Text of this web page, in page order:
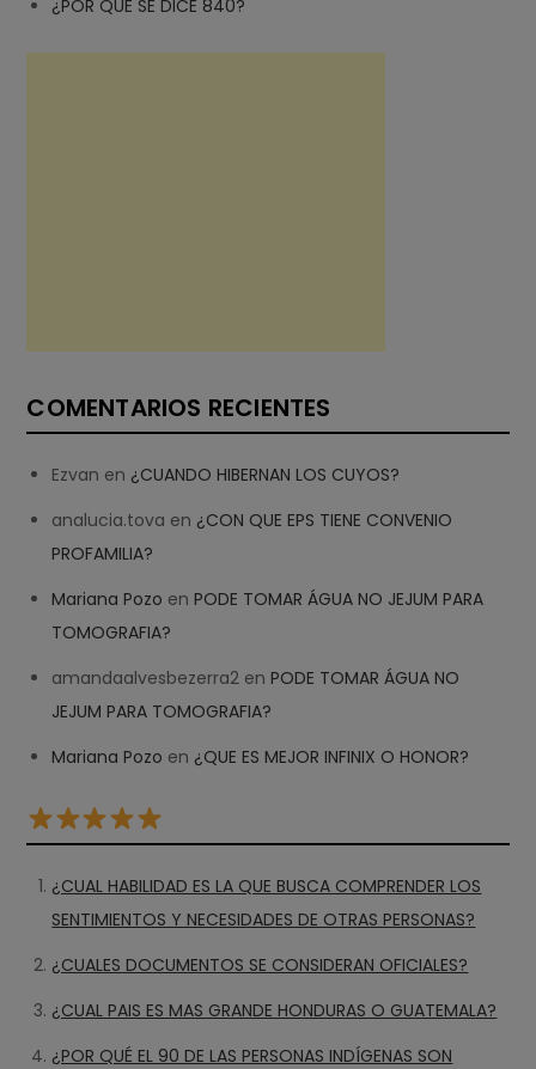
¿POR QUE SE DICE 840?
COMENTARIOS RECIENTES
Ezvan en ¿CUANDO HIBERNAN LOS CUYOS?
analucia.tova en ¿CON QUE EPS TIENE CONVENIO
PROFAMILIA?
Mariana Pozo enPODE TOMAR ÁGUA NO JEJUM PARA
TOMOGRAFIA?
amandaalvesbezerra2 enPODE TOMAR ÁGUA NO
JEJUM PARA TOMOGRAFIA?
Mariana Pozo en ¿QUE ES MEJOR INFINIX O HONOR?
¿CUAL HABILIDAD ES LA QUE BUSCA COMPRENDER LOS
SENTIMIENTOS Y NECESIDADES DE OTRAS PERSONAS?
¿CUALES DOCUMENTOS SE CONSIDERAN OFICIALES?
¿CUAL PAIS ES MAS GRANDE HONDURAS O GUATEMALA?
¿POR QUÉ EL 90 DE LAS PERSONAS INDÍGENAS SON